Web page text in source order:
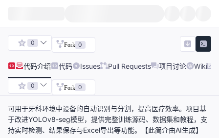
0 Fork 0
代码介绍 代码 Issues Pull Requests 项目讨论 Wiki
0 Fork 0
可用于牙科环境中设备的自动识别与分割，提高医疗效率。项目基
于改进YOLOv8-seg模型，提供完整训练源码、数据集和教程，支
持实时检测、结果保存与Excel导出等功能。【此简介由AI生成】